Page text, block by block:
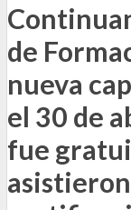
de
nueva
el 30 de
fue